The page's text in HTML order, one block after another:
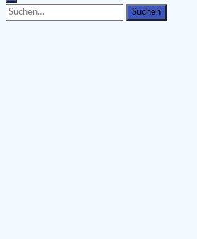
Search
for:
Search